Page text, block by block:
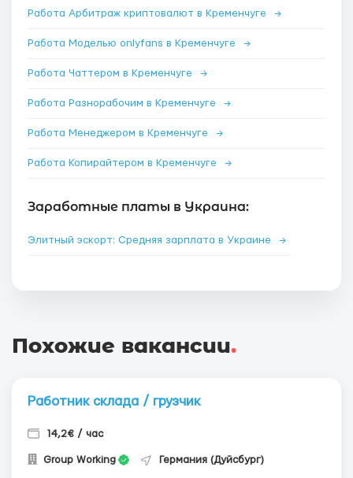
Работа Арбитраж криптовалют в Кременчуге →
Работа Моделью onlyfans в Кременчуге →
Работа Чаттером в Кременчуге →
Работа Разнорабочим в Кременчуге →
Работа Менеджером в Кременчуге →
Работа Копирайтером в Кременчуге →
Заработные платы в Украина:
Элитный эскорт: Средняя зарплата в Украине →
Похожие вакансии.
Работник склада / грузчик
14,2€ / час
Group Working Германия (Дуйсбург)